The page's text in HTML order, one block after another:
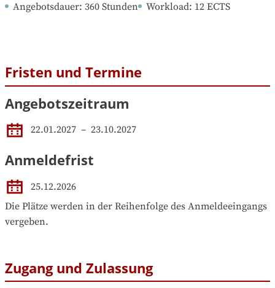
Angebotsdauer: 360 Stunden Workload: 12 ECTS
Fristen und Termine
Angebotszeitraum
22.01.2027 – 23.10.2027
Anmeldefrist
25.12.2026
Die Plätze werden in der Reihenfolge des Anmeldeeingangs
vergeben.
Zugang und Zulassung